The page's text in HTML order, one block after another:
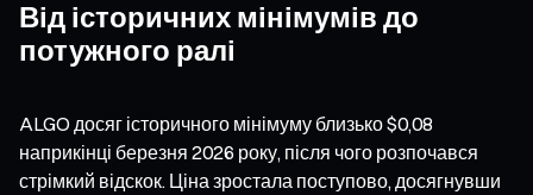
Від історичних мінімумів до
потужного ралі
ALGO досяг історичного мінімуму близько $0,08
наприкінці березня 2026 року, після чого розпочався
стрімкий відскок. Ціна зростала поступово, досягнувши